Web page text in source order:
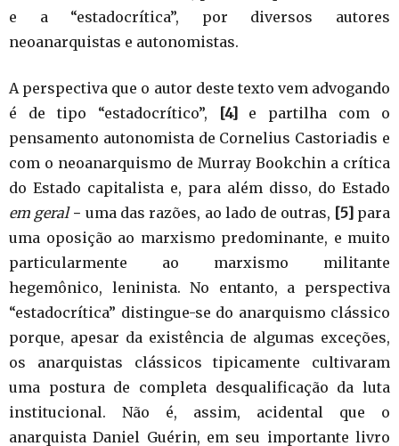
e a “estadocrítica”, por diversos autores
neoanarquistas e autonomistas.
A perspectiva que o autor deste texto vem advogando
é de tipo “estadocrítico”,
[4]
e partilha com o
pensamento autonomista de Cornelius Castoriadis e
com o neoanarquismo de Murray Bookchin a crítica
do Estado capitalista e, para além disso, do Estado
em geral− uma das razões, ao lado de outras, [5] para
uma oposição ao marxismo predominante, e muito
particularmente ao marxismo militante
hegemônico, leninista. No entanto, a perspectiva
“estadocrítica” distingue-se do anarquismo clássico
porque, apesar da existência de algumas exceções,
os anarquistas clássicos tipicamente cultivaram
uma postura de completa desqualificação da luta
institucional. Não é, assim, acidental que o
anarquista Daniel Guérin, em seu importante livro